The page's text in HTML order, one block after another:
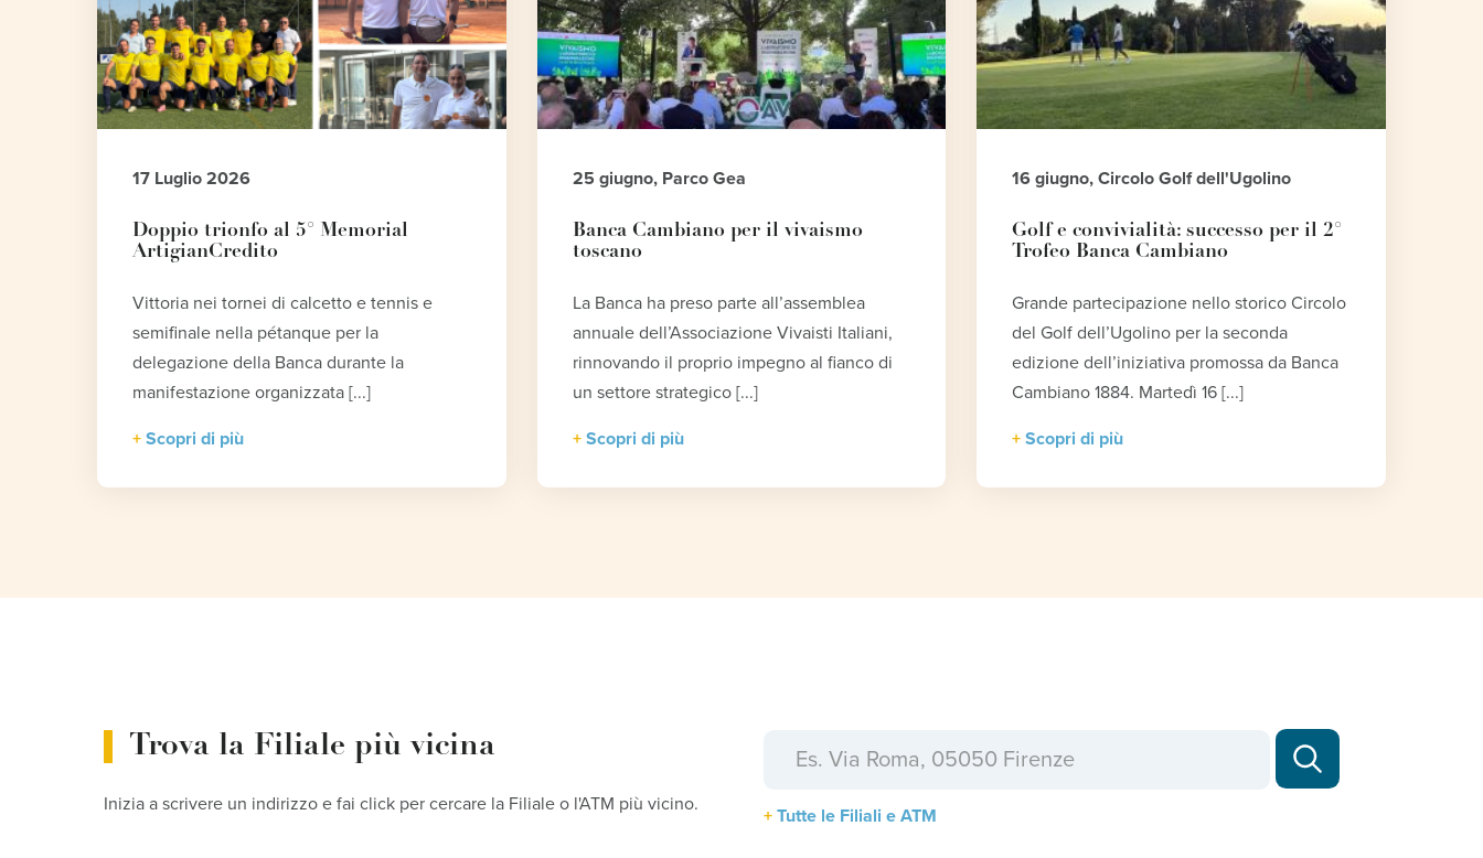
17 Luglio 2026
Doppio trionfo al 5° Memorial
ArtigianCredito
Vittoria nei tornei di calcetto e tennis e
semifinale nella pétanque per la
delegazione della Banca durante la
manifestazione organizzata [...]
Scopri di più
25 giugno, Parco Gea
Banca Cambiano per il vivaismo
toscano
La Banca ha preso parte all’assemblea
annuale dell’Associazione Vivaisti Italiani,
rinnovando il proprio impegno al fianco di
un settore strategico [...]
Scopri di più
16 giugno, Circolo Golf dell'Ugolino
Golf e convivialità: successo per il 2°
Trofeo Banca Cambiano
Grande partecipazione nello storico Circolo
del Golf dell’Ugolino per la seconda
edizione dell’iniziativa promossa da Banca
Cambiano 1884. Martedì 16 [...]
Scopri di più
Trova la Filiale più vicina
Inizia a scrivere un indirizzo e fai click per cercare la Filiale o l'ATM più vicino.
Tutte le Filiali e ATM